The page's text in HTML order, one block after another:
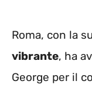
Roma, con la
vibrante, ha
George per il